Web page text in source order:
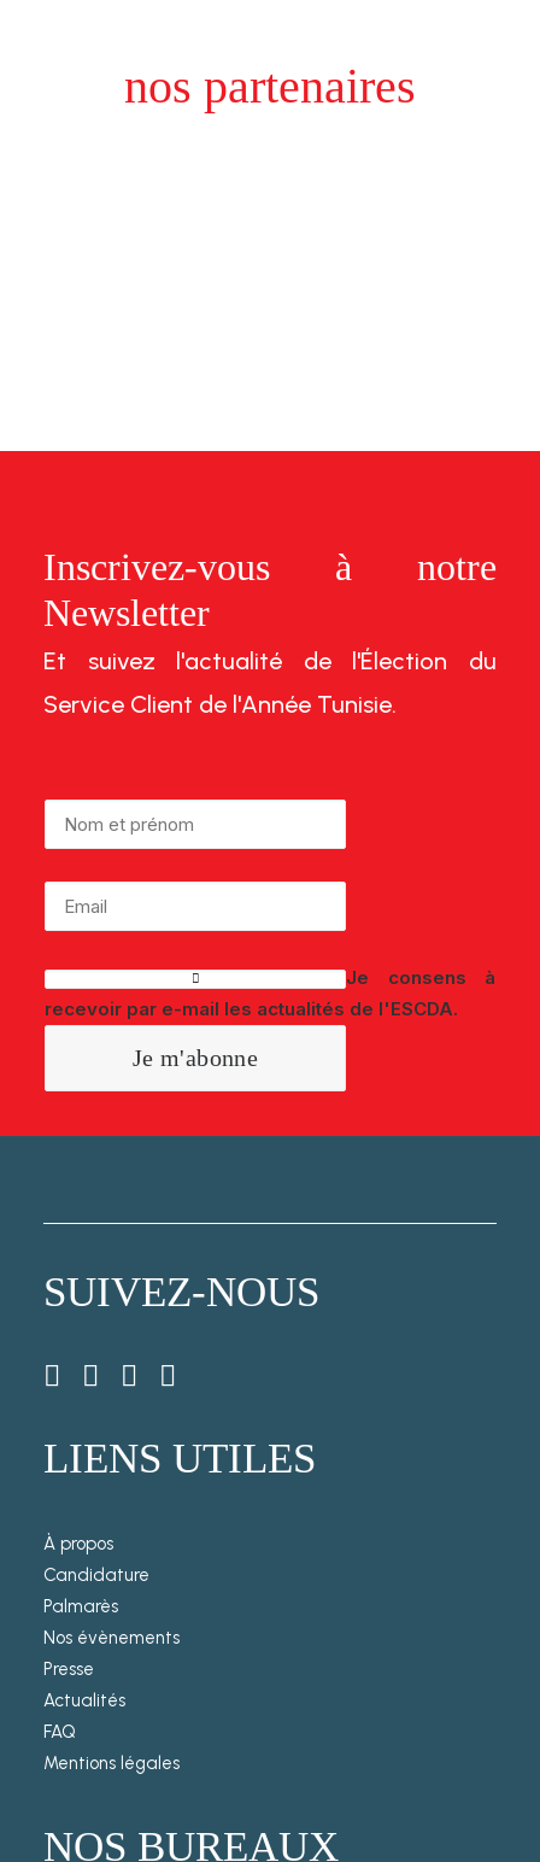
nos partenaires
Inscrivez-vous à notre
Newsletter
Et suivez l'actualité de l'Élection du
Service Client de l'Année Tunisie.
Je consens à
recevoir par e-mail les actualités de l'ESCDA.
SUIVEZ-NOUS
LIENS UTILES
À propos
Candidature
Palmarès
Nos évènements
Presse
Actualités
FAQ
Mentions légales
NOS BUREAUX